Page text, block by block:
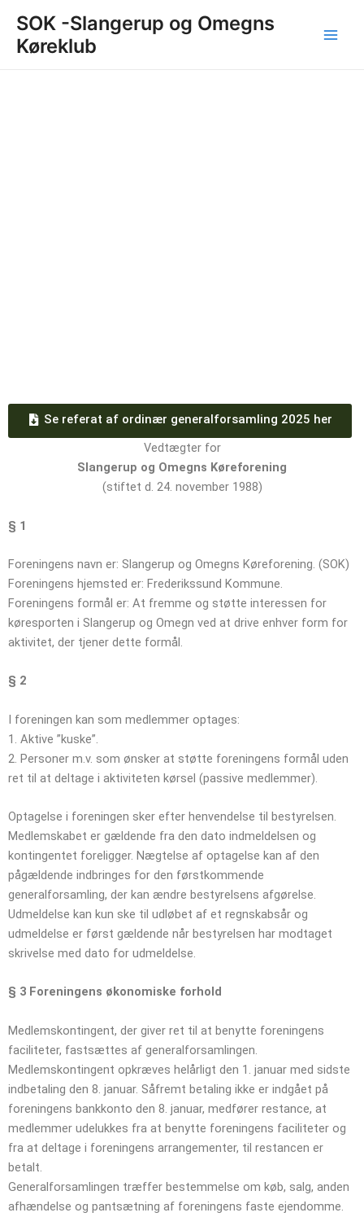
indholdet
SOK -Slangerup og Omegns
Køreklub
Se referat af ordinær generalforsamling 2025 her
Vedtægter for
Slangerup og Omegns Køreforening
(stiftet d. 24. november 1988)
§ 1
Foreningens navn er: Slangerup og Omegns Køreforening. (SOK)
Foreningens hjemsted er: Frederikssund Kommune.
Foreningens formål er: At fremme og støtte interessen for
køresporten i Slangerup og Omegn ved at drive enhver form for
aktivitet, der tjener dette formål.
§ 2
I foreningen kan som medlemmer optages:
1. Aktive ”kuske”.
2. Personer m.v. som ønsker at støtte foreningens formål uden
ret til at deltage i aktiviteten kørsel (passive medlemmer).
Optagelse i foreningen sker efter henvendelse til bestyrelsen.
Medlemskabet er gældende fra den dato indmeldelsen og
kontingentet foreligger. Nægtelse af optagelse kan af den
pågældende indbringes for den førstkommende
generalforsamling, der kan ændre bestyrelsens afgørelse.
Udmeldelse kan kun ske til udløbet af et regnskabsår og
udmeldelse er først gældende når bestyrelsen har modtaget
skrivelse med dato for udmeldelse.
§ 3 Foreningens økonomiske forhold
Medlemskontingent, der giver ret til at benytte foreningens
faciliteter, fastsættes af generalforsamlingen.
Medlemskontingent opkræves helårligt den 1. januar med sidste
indbetaling den 8. januar. Såfremt betaling ikke er indgået på
foreningens bankkonto den 8. januar, medfører restance, at
medlemmer udelukkes fra at benytte foreningens faciliteter og
fra at deltage i foreningens arrangementer, til restancen er
betalt.
Generalforsamlingen træffer bestemmelse om køb, salg, anden
afhændelse og pantsætning af foreningens faste ejendomme.